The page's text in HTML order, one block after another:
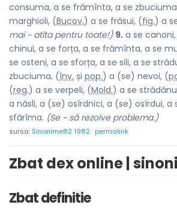
consuma, a se frămînta, a se
marghioli, (Bucov.) a se frăsui, (fig.) a
mai ~ atîta pentru toate!) 9. a se
chinui, a se forța, a se frămînta, a se
se osteni, a se sforța, a se sili, a se
zbuciuma, (înv. și pop.) a (se) nevoi, (
(reg.) a se verpeli, (Mold.) a se
a năsli, a (se) osîrdnici, a (se) osîrdui, a
sfărîma. (Se ~ să rezolve problema.)
sursa: Sinonime82 1982 permalink
Zbat dex online |
Zbat definitie